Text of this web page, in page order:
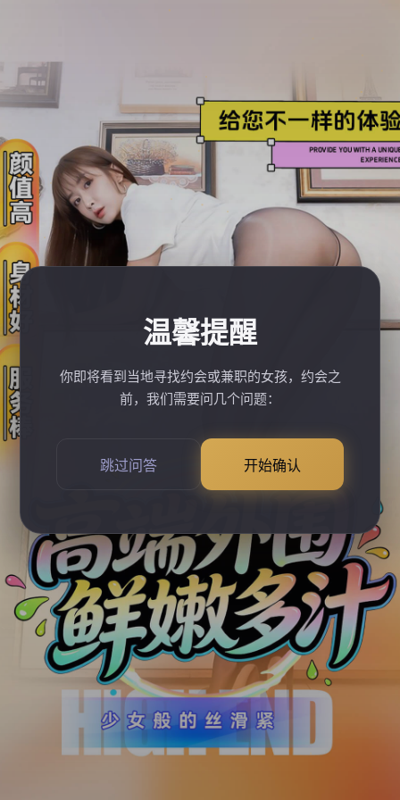
温馨提醒
你即将看到当地寻找约会或兼职的女孩，约会之
前，我们需要问几个问题：
跳过问答 开始确认